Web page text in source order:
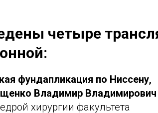
четыре
фундапликация по Ниссену,
Владимир Владимирович
хирургии факультета